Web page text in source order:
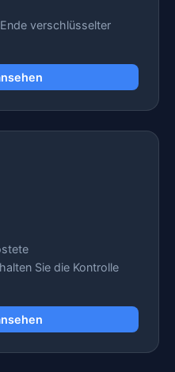
verschlüsselter
Sie die Kontrolle